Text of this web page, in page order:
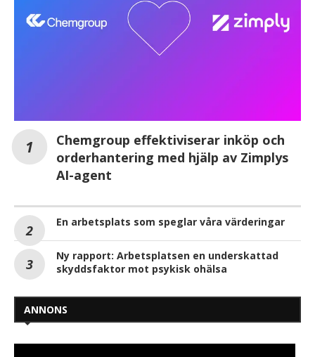
Chemgroup effektiviserar inköp och
orderhantering med hjälp av Zimplys
AI-agent
En arbetsplats som speglar våra värderingar
Ny rapport: Arbetsplatsen en underskattad
skyddsfaktor mot psykisk ohälsa
ANNONS